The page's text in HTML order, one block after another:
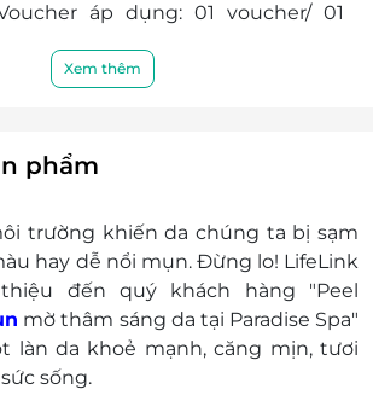
áp dụng: 01 voucher/ 01
liên hệ đặt chỗ trước khi đến để
Trần Huy Liệu, Phường 11, Quận
được mua nhiều voucher
Coupon không có giá trị quy đổi
không trả lại tiền thừa
đồng thời với chương trình
Xem thêm
phẩm
trường khiến da chúng ta bị sạm
hay dễ nổi mụn. Đừng lo! LifeLink
đến quý khách hàng "Peel
mờ thâm sáng da tại Paradise Spa"
làn da khoẻ mạnh, căng mịn, tươi
sống.